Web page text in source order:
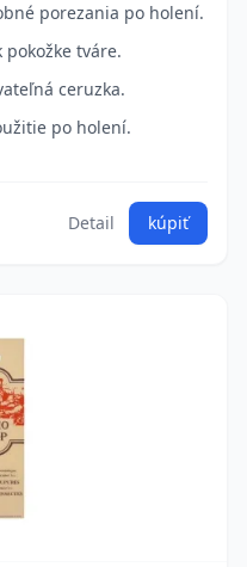
porezania po holení.
tváre.
ceruzka.
po holení.
Detail kúpiť